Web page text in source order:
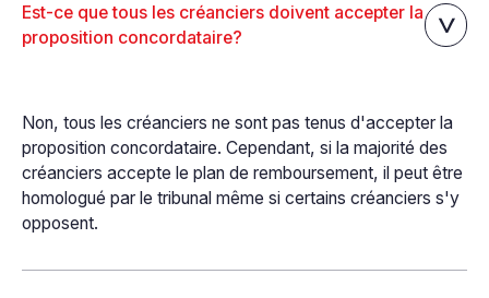
Est-ce que tous les créanciers doivent accepter la
proposition concordataire?
Non, tous les créanciers ne sont pas tenus d'accepter la
proposition concordataire. Cependant, si la majorité des
créanciers accepte le plan de remboursement, il peut être
homologué par le tribunal même si certains créanciers s'y
opposent.